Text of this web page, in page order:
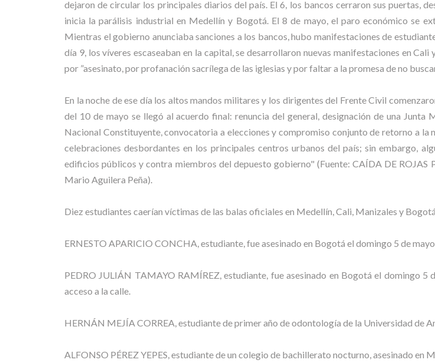
dejaron de circular los principales diarios del país. El 6, los bancos cerraron sus puertas,
inicia la parálisis industrial en Medellín y Bogotá. El 8 de mayo, el paro económico se
Mientras el gobierno anunciaba sanciones a los bancos, hubo manifestaciones de
día 9, los víveres escaseaban en la capital, se desarrollaron nuevas manifestaciones en
por ”asesinato, por profanación sacrílega de las iglesias y por faltar a la promesa de no
En la noche de ese día los altos mandos militares y los dirigentes del Frente Civil
del 10 de mayo se llegó al acuerdo final: renuncia del general, designación de una
Nacional Constituyente, convocatoria a elecciones y compromiso conjunto de retorno a la
celebraciones desbordantes en los principales centros urbanos del país; sin embargo,
edificios públicos y contra miembros del depuesto gobierno" (Fuente: CAÍDA DE
Mario Aguilera Peña).
Diez estudiantes caerían víctimas de las balas oficiales en Medellín, Cali, Manizales y
ERNESTO APARICIO CONCHA, estudiante, fue asesinado en Bogotá el domingo 5 de
PEDRO JULIÁN TAMAYO RAMÍREZ, estudiante, fue asesinado en Bogotá el domingo
acceso a la calle.
HERNÁN MEJÍA CORREA, estudiante de primer año de odontología de la Universidad de
ALFONSO PÉREZ YEPES, estudiante de un colegio de bachillerato nocturno, asesinado en